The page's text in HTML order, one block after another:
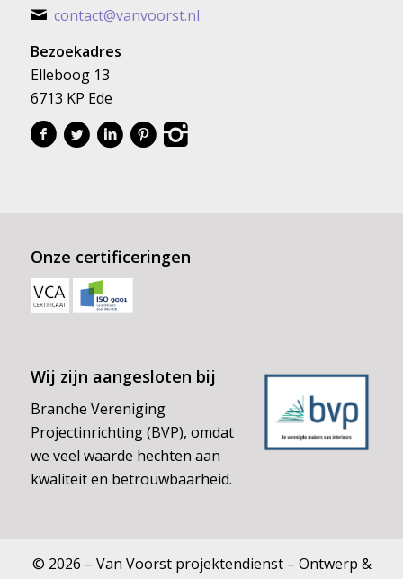
contact@vanvoorst.nl
Bezoekadres
Elleboog 13
6713 KP Ede
Onze certificeringen
Wij zijn aangesloten bij
Branche Vereniging
Projectinrichting (BVP), omdat
we veel waarde hechten aan
kwaliteit en betrouwbaarheid.
© 2026 – Van Voorst projektendienst – Ontwerp &